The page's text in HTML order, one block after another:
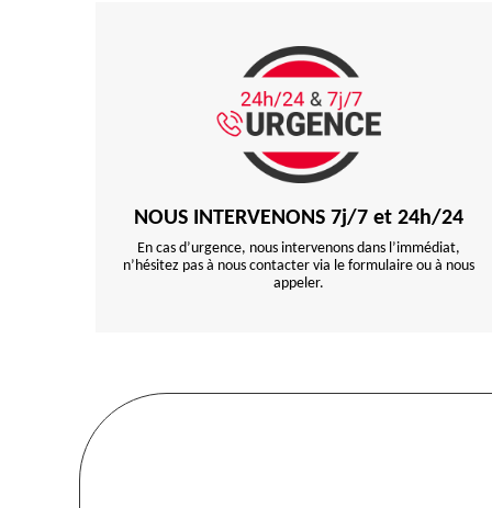
NOUS INTERVENONS 7j/7 et 24h/24
En cas d’urgence, nous intervenons dans l’immédiat,
n’hésitez pas à nous contacter via le formulaire ou à nous
appeler.